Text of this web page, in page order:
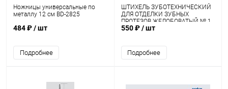
Ножницы универсальные по
металлу 12 см BD-2825
484 ₽/ шт
Подробнее
ШТИХЕЛЬ ЗУБОТЕХНИЧЕСКИЙ
ДЛЯ ОТДЕЛКИ ЗУБНЫХ
ПРОТЕЗОВ ЖЕЛОБОВАТЫЙ № 1
"М-МИЗ"
550 ₽/ шт
Подробнее